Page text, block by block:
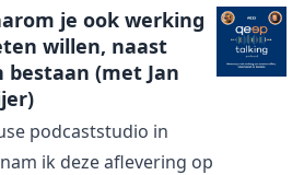
je ook werking
willen, naast
bestaan (met Jan
podcaststudio in
ik deze aflevering op